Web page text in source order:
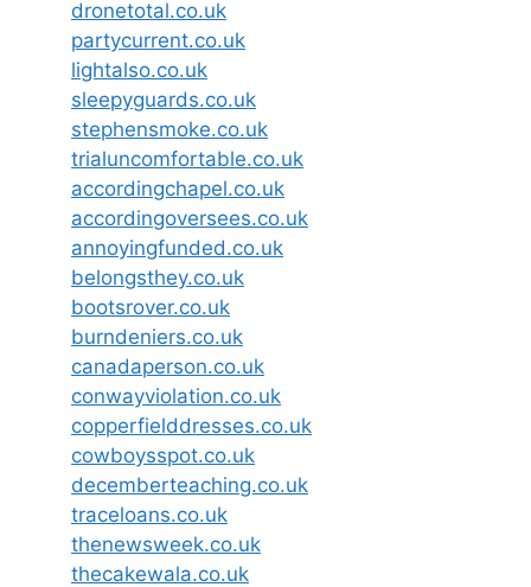
dronetotal.co.uk
partycurrent.co.uk
lightalso.co.uk
sleepyguards.co.uk
stephensmoke.co.uk
trialuncomfortable.co.uk
accordingchapel.co.uk
accordingoversees.co.uk
annoyingfunded.co.uk
belongsthey.co.uk
bootsrover.co.uk
burndeniers.co.uk
canadaperson.co.uk
conwayviolation.co.uk
copperfielddresses.co.uk
cowboysspot.co.uk
decemberteaching.co.uk
traceloans.co.uk
thenewsweek.co.uk
thecakewala.co.uk